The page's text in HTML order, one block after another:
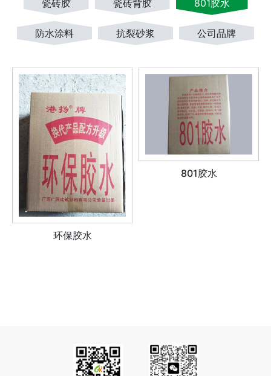
瓷砖胶 瓷砖背胶 801胶水
防水涂料 抗裂砂浆 公司品牌
环保胶水
801胶水